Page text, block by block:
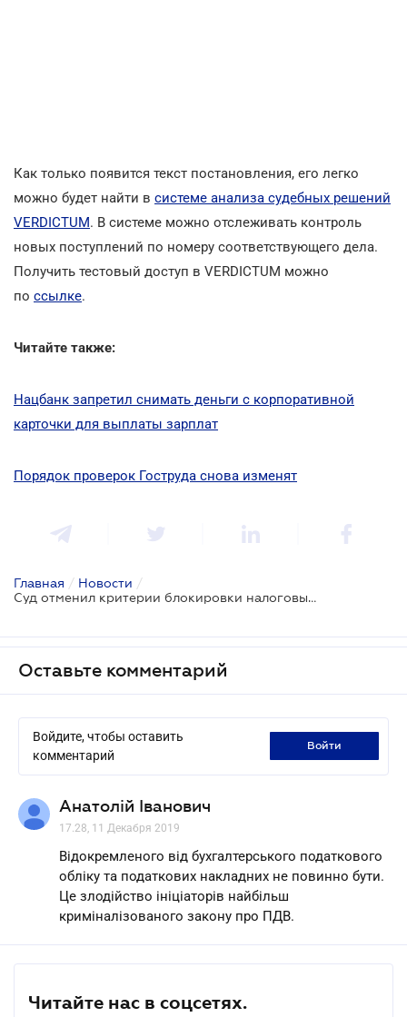
Как только появится текст постановления, его легко
можно будет найти в системе анализа судебных решений
VERDICTUM. В системе можно отслеживать контроль
новых поступлений по номеру соответствующего дела.
Получить тестовый доступ в VERDICTUM можно
по ссылке.
Читайте также:
Нацбанк запретил снимать деньги c корпоративной
карточки для выплаты зарплат
Порядок проверок Гоструда снова изменят
Главная / Новости /
Суд отменил критерии блокировки налоговых накладных
Оставьте комментарий
Войдите, чтобы оставить
комментарий
войти
Анатолій Іванович
17.28, 11 Декабря 2019
Відокремленого від бухгалтерського податкового
обліку та податкових накладних не повинно бути.
Це злодійство ініціаторів найбільш
криміналізованого закону про ПДВ.
Читайте нас в соцсетях.